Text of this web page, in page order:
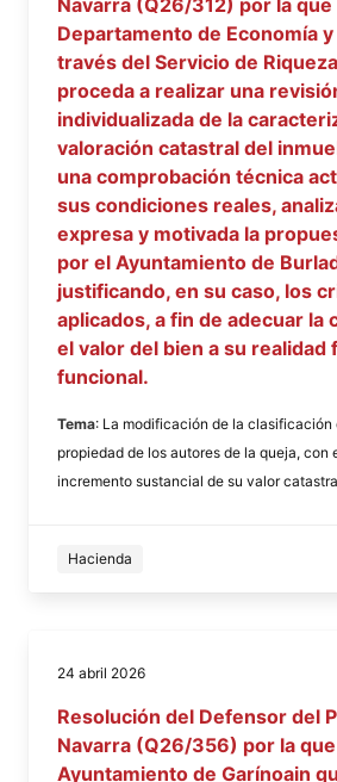
Navarra (Q26/312) por la que
Departamento de Economía y
través del Servicio de
proceda a realizar una
individualizada de la
valoración catastral del
una comprobación técnica
sus condiciones reales,
expresa y motivada la
por el Ayuntamiento de
justificando, en su caso, los
aplicados, a fin de adecuar la
el valor del bien a su realidad
funcional.
Tema: La modificación de la clasificación
propiedad de los autores de la queja, con
incremento sustancial de su valor
Hacienda
24 abril 2026
Resolución del Defensor del
Navarra (Q26/356) por la
Ayuntamiento de Garínoain